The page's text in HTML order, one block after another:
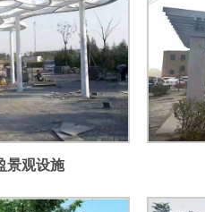
景观设施